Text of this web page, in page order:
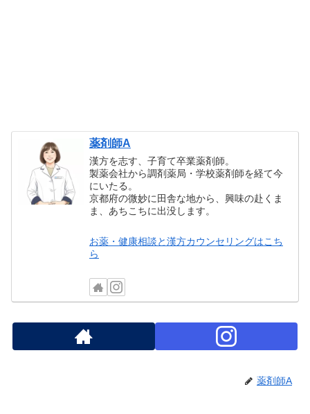
薬剤師A
漢方を志す、子育て卒業薬剤師。
製薬会社から調剤薬局・学校薬剤師を経て今
にいたる。
京都府の微妙に田舎な地から、興味の赴くま
ま、あちこちに出没します。
お薬・健康相談と漢方カウンセリングはこち
ら
薬剤師A